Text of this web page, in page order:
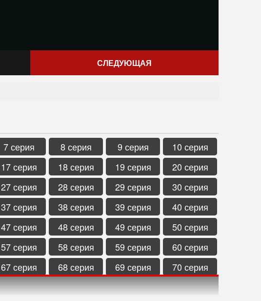
СЛЕДУЮЩАЯ
7 серия 8 серия 9 серия
10 серия
17 серия 18 серия 19 серия
20 серия
27 серия 28 серия 29 серия
30 серия
37 серия 38 серия 39 серия
40 серия
47 серия 48 серия 49 серия
50 серия
57 серия 58 серия 59 серия
60 серия
67 серия 68 серия 69 серия
70 серия
77 серия 78 серия 79 серия
80 серия